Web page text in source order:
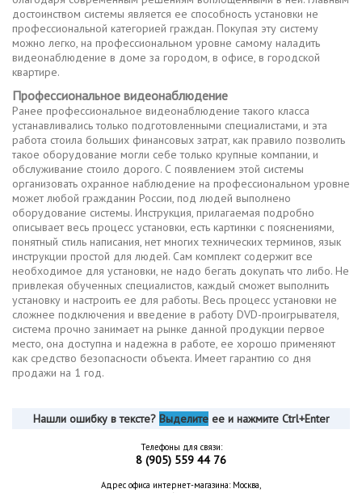
достоинством системы является ее способность установки не
профессиональной категорией граждан. Покупая эту систему
можно легко, на профессиональном уровне самому наладить
видеонаблюдение в доме за городом, в офисе, в городской
квартире.
Профессиональное видеонаблюдение
Ранее профессиональное видеонаблюдение такого класса
устанавливались только подготовленными специалистами, и эта
работа стоила больших финансовых затрат, как правило позволить
такое оборудование могли себе только крупные компании, и
обслуживание стоило дорого. С появлением этой системы
организовать охранное наблюдение на профессиональном уровне
может любой гражданин России, под людей выполнено
оборудование системы. Инструкция, прилагаемая подробно
описывает весь процесс установки, есть картинки с пояснениями,
понятный стиль написания, нет многих технических терминов, язык
инструкции простой для людей. Сам комплект содержит все
необходимое для установки, не надо бегать докупать что либо. Не
привлекая обученных специалистов, каждый сможет выполнить
установку и настроить ее для работы. Весь процесс установки не
сложнее подключения и введение в работу DVD-проигрывателя,
система прочно занимает на рынке данной продукции первое
место, она доступна и надежна в работе, ее хорошо применяют
как средство безопасности объекта. Имеет гарантию со дня
продажи на 1 год.
Нашли ошибку в тексте? Выделитеее и нажмите Ctrl+Enter
Телефоны для связи:
8 (905) 559 44 76
Адрес офиса интернет-магазина: Москва,